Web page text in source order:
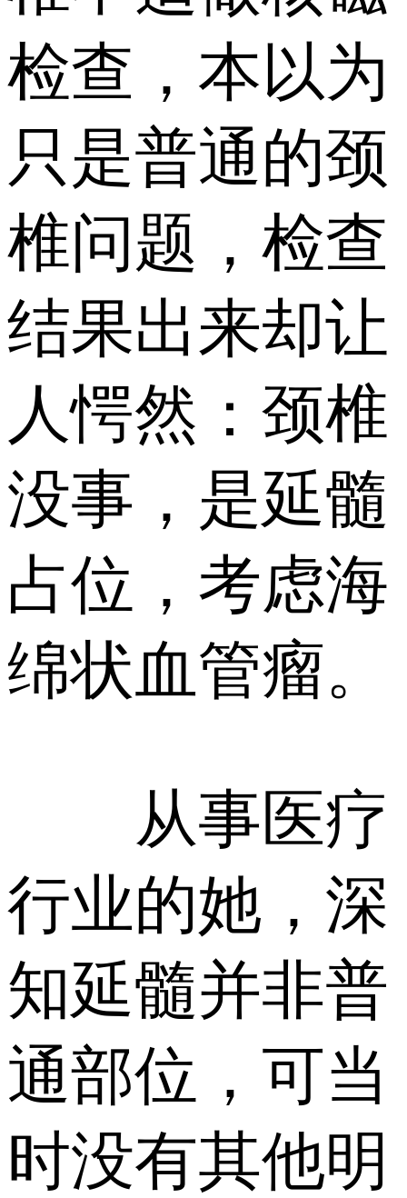
检查，本以为
只是普通的颈
椎问题，检查
结果出来却让
人愕然：颈椎
没事，是延髓
占位，考虑海
绵状血管瘤。
从事医疗
行业的她，深
知延髓并非普
通部位，可当
时没有其他明